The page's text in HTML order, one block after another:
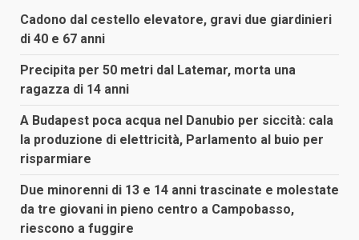
Cadono dal cestello elevatore, gravi due giardinieri
di 40 e 67 anni
Precipita per 50 metri dal Latemar, morta una
ragazza di 14 anni
A Budapest poca acqua nel Danubio per siccità: cala
la produzione di elettricità, Parlamento al buio per
risparmiare
Due minorenni di 13 e 14 anni trascinate e molestate
da tre giovani in pieno centro a Campobasso,
riescono a fuggire